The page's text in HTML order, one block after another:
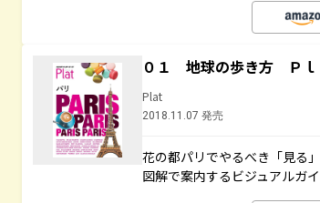
０１ 地球の歩き方 Ｐ
Plat
2018.11.07 発売
花の都パリでやるべき「見る
図解で案内するビジュアルガイ